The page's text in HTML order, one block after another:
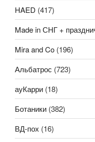
HAED (417)
Made in СНГ +
Mira and Co (196)
Альбатрос (723)
ауКарри (18)
Ботаники (382)
ВД-пох (16)